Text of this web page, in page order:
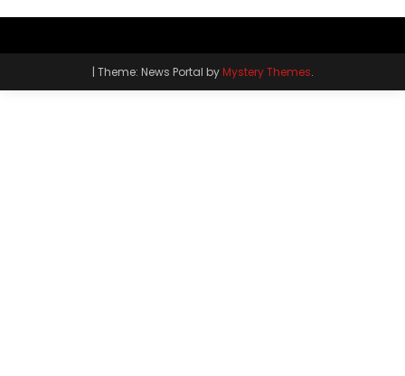
Theme: News Portal byMystery Themes.